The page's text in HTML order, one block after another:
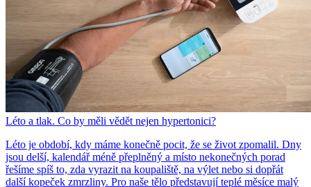
Léto a tlak. Co by měli vědět nejen hypertonici?
Léto je období, kdy máme konečně pocit, že se život zpomalil. Dny
jsou delší, kalendář méně přeplněný a místo nekonečných porad
řešíme spíš to, zda vyrazit na koupaliště, na výlet nebo si dopřát
další kopeček zmrzliny. Pro naše tělo představují teplé měsíce malý